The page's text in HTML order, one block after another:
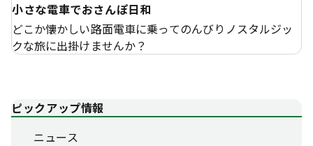
小さな電車でおさんぽ日和
どこか懐かしい路面電車に乗ってのんびりノスタルジッ
クな旅に出掛けませんか？
ピックアップ情報
ニュース